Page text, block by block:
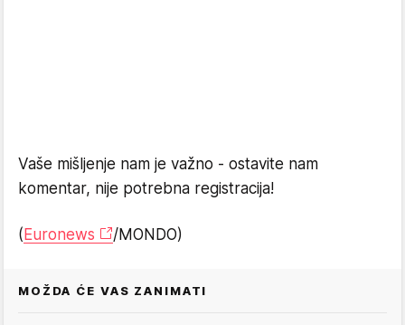
Vaše mišljenje nam je važno - ostavite nam
komentar, nije potrebna registracija!
( Euronews /MONDO)
MOŽDA ĆE VAS ZANIMATI